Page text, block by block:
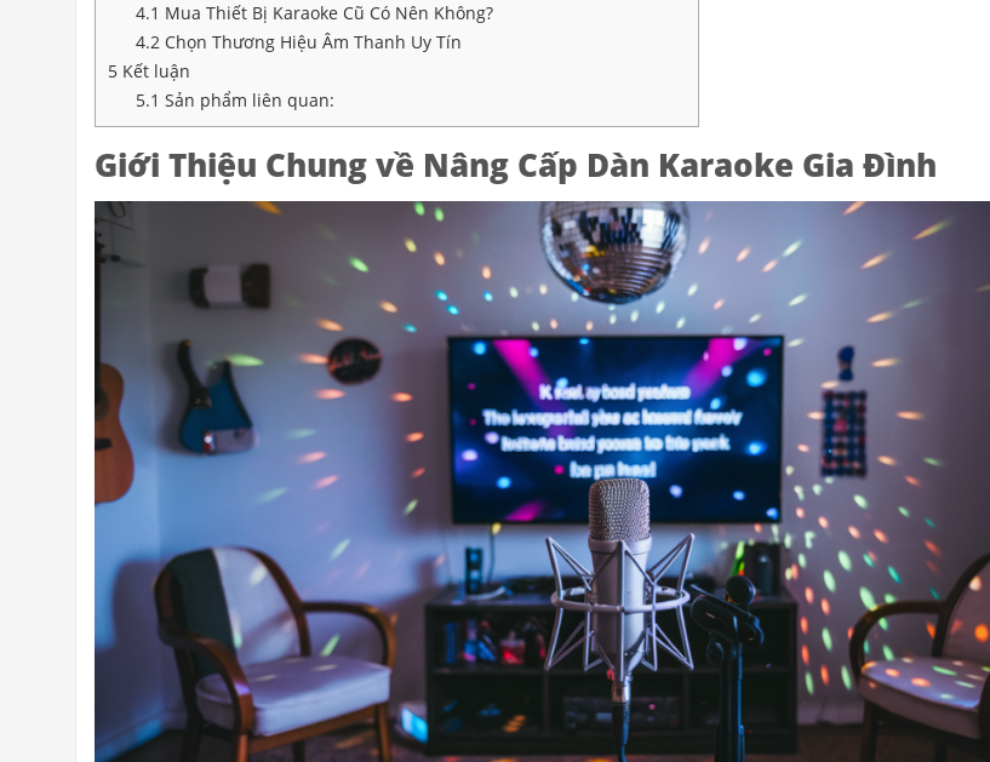
4.1 Mua Thiết Bị Karaoke Cũ Có Nên Không?
4.2Chọn Thương Hiệu Âm Thanh Uy Tín
5 Kết luận
5.1 Sản phẩm liên quan:
Giới Thiệu Chung về Nâng Cấp Dàn Karaoke Gia Đình